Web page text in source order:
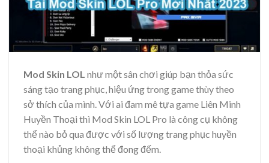
Mod Skin LOL như một sân chơi giúp bạn thỏa sức
sáng tạo trang phục, hiệu ứng trong game thùy theo
sở thích của mình. Với ai đam mê tựa game Liên Minh
Huyền Thoại thì Mod Skin LOL Pro là công cụ không
thể nào bỏ qua được với số lượng trang phục huyền
thoại khủng không thể đong đếm.